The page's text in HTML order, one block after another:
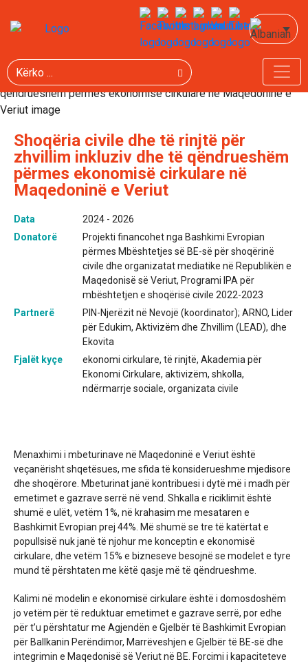
Shoqëria civile dhe të rinjtë për
zhvillim inkluziv dhe të qëndrueshëm
përmes ekonomisë cirkulare në
Maqedoninë e Veriut
Data
2024 - 2026
Donatorë
Projekti financohet nga Bashkimi Evropian
përmes Mbështetjes së BE-së për shoqërinë
civile dhe organizatat mediatike në Republikën e
Maqedonisë së Veriut, Programi IPA për
mbështetjen e shoqërisë civile 2022-2023
Partnerë
PIN-Njerëzit në Nevojë (koordinator); ARNO, Lider
për Edukim, Aktivizëm dhe Zhvillim (LEAD), dhe
Ekovita
Fjalët kyçe
ekonomi cirkulare, të rinjtë, Akademia për
Ekonomi Cirkulare, aktivizëm, shkolla,
ndërmarrje sociale, organizata civile
Menaxhimi i mbeturinave në Maqedoninë e Veriut është
veçanërisht shqetësues, me sfida të konsiderueshme mjedisore
dhe shoqërore. Mbeturinat janë kontribuesi i dytë më i madh për
emetimet e gazrave serrë në vend. Shkalla e riciklimit është
shumë e ulët, vetëm 1%, në krahasim me mesataren e
Bashkimit Evropian prej 44%. Më shumë se tre të katërtat e
popullsisë nuk janë të njohur me konceptin e ekonomisë
cirkulare, dhe vetëm 15% e bizneseve besojnë se modelet e tyre
mund të përshtaten me këtë qasje më të qëndrueshme.
Kalimi në modelin e ekonomisë cirkulare është i domosdoshëm
jo vetëm për të reduktuar emetimet e gazrave serrë, por edhe
për t’u përshtatur me Agjendën e Gjelbër të Bashkimit Evropian
për Ballkanin Perëndimor, Marrëveshjen e Gjelbër të BE-së dhe
integrimin e Maqedonisë së Veriut në BE. Forcimi i kapaciteteve